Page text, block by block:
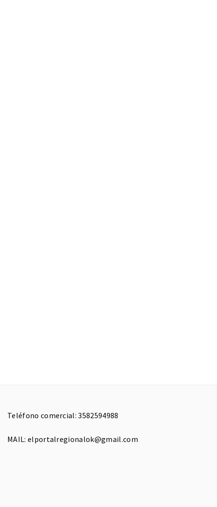
Teléfono comercial: 3582594988
MAIL: elportalregionalok@gmail.com